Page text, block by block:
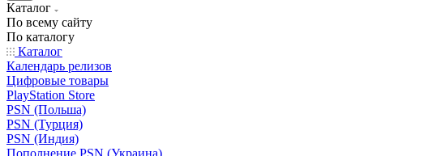
Каталог
По всему сайту
По каталогу
Каталог
Календарь релизов
Цифровые товары
PlayStation Store
PSN (Польша)
PSN (Турция)
PSN (Индия)
Пополнение PSN (Украина)